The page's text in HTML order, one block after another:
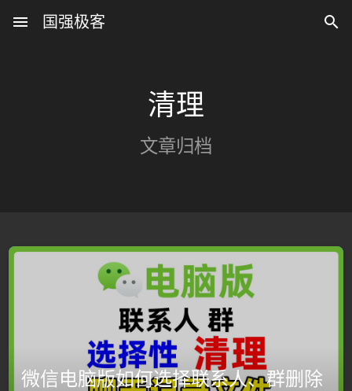
menu 国强极客 
清理
文章归档
微信电脑版如何选择联系人、群删除